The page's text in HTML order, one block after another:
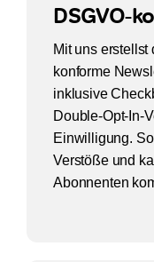
DSGVO-
Mit uns
konforme
inklusive
Double-Opt-In-
Einwilligung.
Verstöße und
Abonnenten